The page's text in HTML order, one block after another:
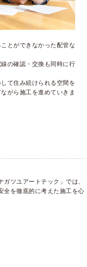
とができなかった配管な
の確認・交換も同時に行
て住み続けられる空間を
がら施工を進めていきま
ツユアートテック」では、
全を徹底的に考えた施工を心